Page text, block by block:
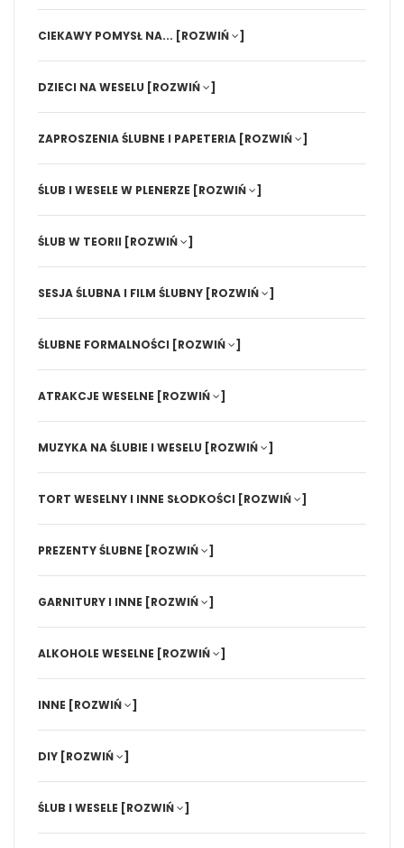
CIEKAWY POMYSŁ NA... [ROZWIŃ ]
DZIECI NA WESELU [ROZWIŃ ]
ZAPROSZENIA ŚLUBNE I PAPETERIA [ROZWIŃ ]
ŚLUB I WESELE W PLENERZE [ROZWIŃ ]
ŚLUB W TEORII [ROZWIŃ ]
SESJA ŚLUBNA I FILM ŚLUBNY [ROZWIŃ ]
ŚLUBNE FORMALNOŚCI [ROZWIŃ ]
ATRAKCJE WESELNE [ROZWIŃ ]
MUZYKA NA ŚLUBIE I WESELU [ROZWIŃ ]
TORT WESELNY I INNE SŁODKOŚCI [ROZWIŃ ]
PREZENTY ŚLUBNE [ROZWIŃ ]
GARNITURY I INNE [ROZWIŃ ]
ALKOHOLE WESELNE [ROZWIŃ ]
INNE [ROZWIŃ ]
DIY [ROZWIŃ ]
ŚLUB I WESELE [ROZWIŃ ]